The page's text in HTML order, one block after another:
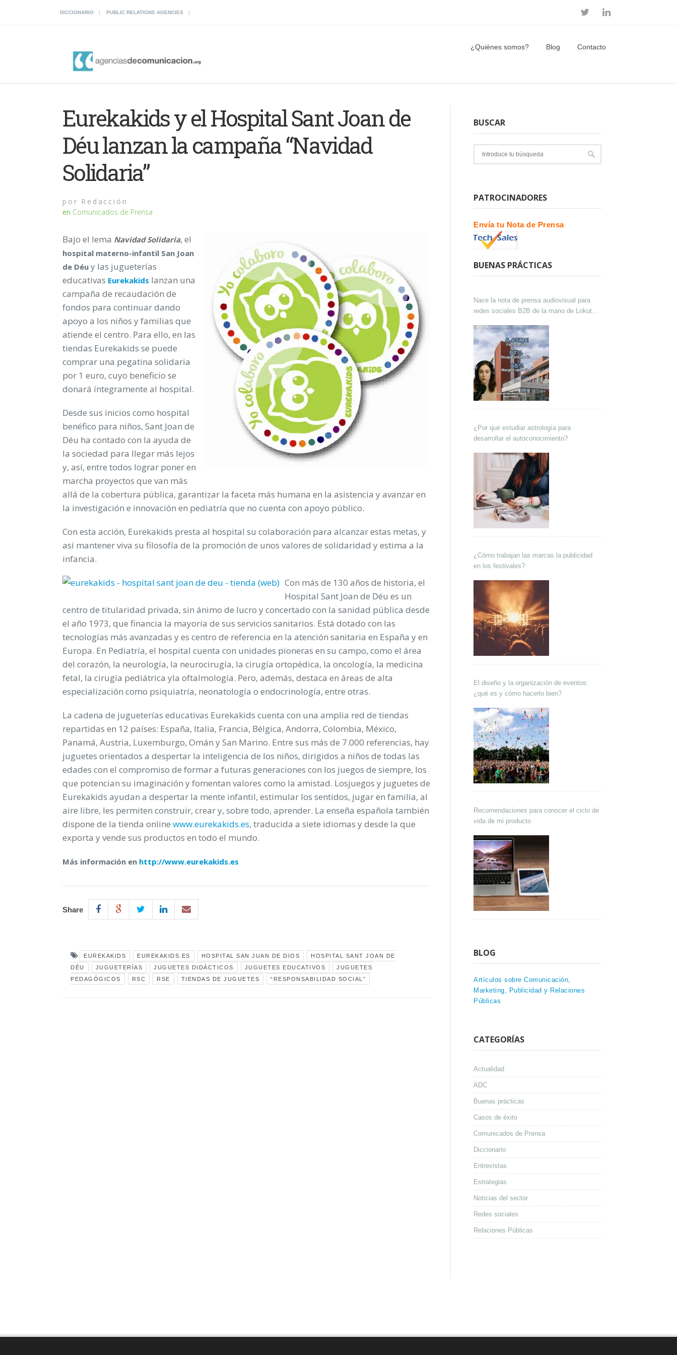
DICCIONARIO PUBLIC RELATIONS AGENCIES
¿Quiénes somos? Blog Contacto
Eurekakids y el Hospital Sant Joan de
Déu lanzan la campaña “Navidad
Solidaria”
por Redacción
en Comunicados de Prensa
Bajo el lema Navidad Solidaria, el
hospital materno-infantil San Joan
de Déu y las jugueterías
educativas Eurekakids lanzan una
campaña de recaudación de
fondos para continuar dando
apoyo a los niños y familias que
atiende el centro. Para ello, en las
tiendas Eurekakids se puede
comprar una pegatina solidaria
por 1 euro, cuyo beneficio se
donará íntegramente al hospital.
Desde sus inicios como hospital
benéfico para niños, Sant Joan de
Déu ha contado con la ayuda de
la sociedad para llegar más lejos
y, así, entre todos lograr poner en
marcha proyectos que van más
allá de la cobertura pública, garantizar la faceta más humana en la asistencia y avanzar en
la investigación e innovación en pediatría que no cuenta con apoyo público.
Con esta acción, Eurekakids presta al hospital su colaboración para alcanzar estas metas, y
así mantener viva su filosofía de la promoción de unos valores de solidaridad y estima a la
infancia.
Con más de 130 años de historia, el
Hospital Sant Joan de Déu es un
centro de titularidad privada, sin ánimo de lucro y concertado con la sanidad pública desde
el año 1973, que financia la mayoría de sus servicios sanitarios. Está dotado con las
tecnologías más avanzadas y es centro de referencia en la atención sanitaria en España y en
Europa. En Pediatría, el hospital cuenta con unidades pioneras en su campo, como el área
del corazón, la neurología, la neurocirugía, la cirugía ortopédica, la oncología, la medicina
fetal, la cirugía pediátrica yla oftalmología. Pero, además, destaca en áreas de alta
especialización como psiquiatría, neonatología o endocrinología, entre otras.
La cadena de jugueterías educativas Eurekakids cuenta con una amplia red de tiendas
repartidas en 12 países: España, Italia, Francia, Bélgica, Andorra, Colombia, México,
Panamá, Austria, Luxemburgo, Omán y San Marino. Entre sus más de 7.000 referencias, hay
juguetes orientados a despertar la inteligencia de los niños, dirigidos a niños de todas las
edades con el compromiso de formar a futuras generaciones con los juegos de siempre, los
que potencian su imaginación y fomentan valores como la amistad. Losjuegos y juguetes de
Eurekakids ayudan a despertar la mente infantil, estimular los sentidos, jugar en familia, al
aire libre, les permiten construir, crear y, sobre todo, aprender. La enseña española también
dispone de la tienda online www.eurekakids.es, traducida a siete idiomas y desde la que
exporta y vende sus productos en todo el mundo.
Más información en http://www.eurekakids.es
Share
EUREKAKIDS EUREKAKIDS.ES HOSPITAL SAN JUAN DE DIOS
HOSPITAL SANT JOAN DE
DÉU
JUGUETERÍAS JUGUETES DIDÁCTICOS JUGUETES EDUCATIVOS
JUGUETES
PEDAGÓGICOS
RSC RSE TIENDAS DE JUGUETES “RESPONSABILIDAD SOCIAL”
BUSCAR
PATROCINADORES
Envía tu Nota de Prensa
BUENAS PRÁCTICAS
Nace la nota de prensa audiovisual para
redes sociales B2B de la mano de Lokutor
¿Por qué estudiar astrología para
desarrollar el autoconocimiento?
¿Cómo trabajan las marcas la publicidad
en los festivales?
El diseño y la organización de eventos:
¿qué es y cómo hacerlo bien?
Recomendaciones para conocer el ciclo de
vida de mi producto
BLOG
Artículos sobre Comunicación,
Marketing, Publicidad y Relaciones
Públicas
CATEGORÍAS
Actualidad
ADC
Buenas prácticas
Casos de éxito
Comunicados de Prensa
Diccionario
Entrevistas
Estrategias
Noticias del sector
Redes sociales
Relaciones Públicas